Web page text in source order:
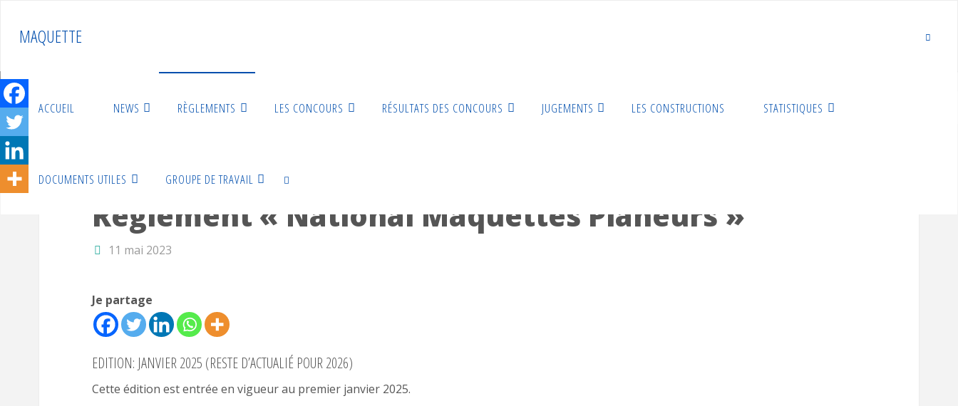
MAQUETTE
ACCUEIL NEWS RÈGLEMENTS LES CONCOURS RÉSULTATS DES CONCOURS JUGEMENTS LES CONSTRUCTIONS STATISTIQUES
DOCUMENTS UTILES GROUPE DE TRAVAIL
Home Règlements Règlement « National Maquettes Planeurs »
Règlements
Règlement « National Maquettes Planeurs »
11 mai 2023
Je partage
EDITION: JANVIER 2025 (RESTE D’ACTUALIÉ POUR 2026)
Cette édition est entrée en vigueur au premier janvier 2025.